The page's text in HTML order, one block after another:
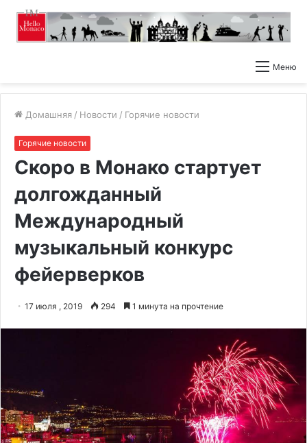
Меню
Домашняя / Новости / Горячие новости
Горячие новости
Скоро в Монако стартует
долгожданный
Международный
музыкальный конкурс
фейерверков
17 июля , 2019 294 1 минута на прочтение